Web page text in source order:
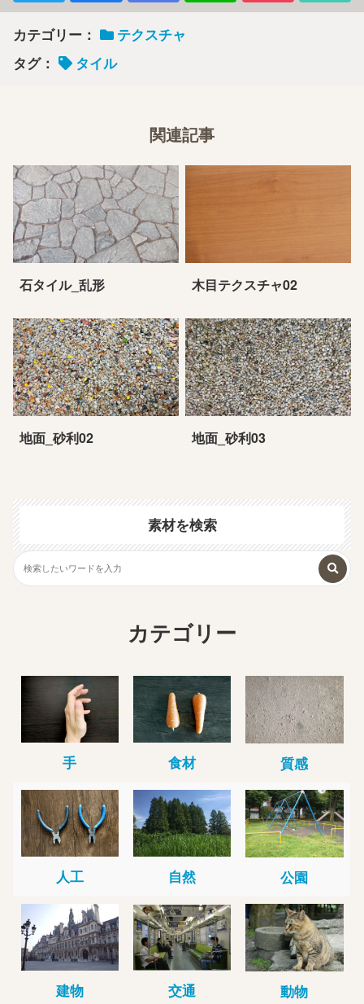
カテゴリー：
テクスチャ
タグ：
タイル
関連記事
石タイル_乱形 木目テクスチャ02
地面_砂利02 地面_砂利03
素材を検索
カテゴリー
手 食材 質感
人工 自然 公園
建物 交通 動物